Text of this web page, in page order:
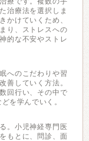
治療法を選択しま
かけていくため、
り、ストレスへの
的な不安やストレ
へのこだわりや習
善していく方法。
回行い、その中で
を学んでいく。
。小児神経専門医
もとに、問診、面